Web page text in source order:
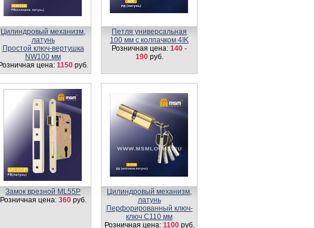
Цилиндровый механизм,
латунь
Простой ключ-вертушка
NW100 мм
Розничная цена: 1150руб.
Петля универсальная
100 мм с колпачком 4IK
Розничная цена: 140 -
190руб.
Замок врезной ML55P
Розничная цена: 360руб.
Цилиндровый механизм,
латунь
Перфорированный ключ-
ключ C110 мм
Розничная цена: 1100руб.